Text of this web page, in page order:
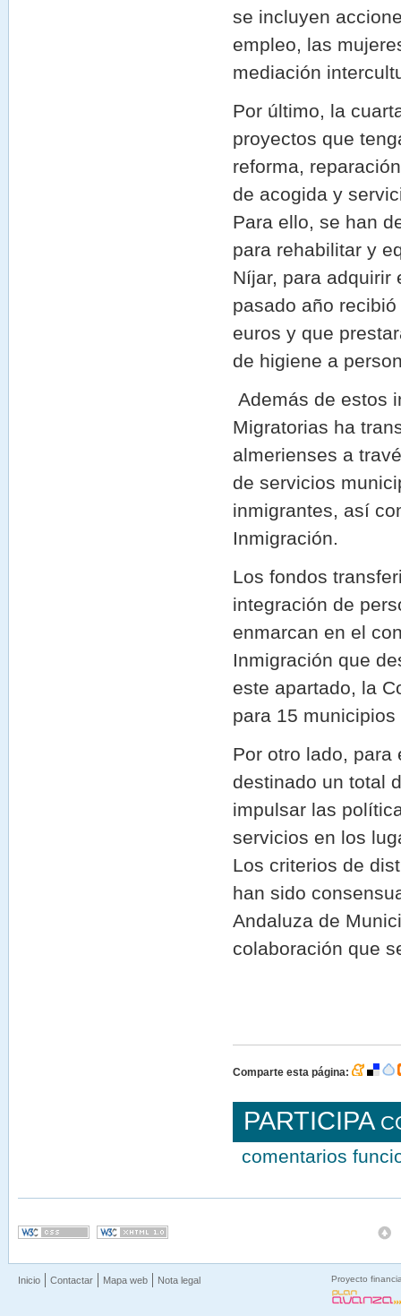
se incluyen
empleo, las
mediación
Por último, la
proyectos que
reforma,
de acogida y
Para ello, se han
para rehabilitar y
Níjar, para adquirir
pasado año
euros y que
de higiene a
Además de estos
Migratorias ha
almerienses a
de servicios
inmigrantes, así
Inmigración.
Los fondos
integración de
enmarcan en el
Inmigración que
este apartado, la
para 15
Por otro lado, para
destinado un total
impulsar las
servicios en los
Los criterios de
han sido
Andaluza de
colaboración que
Comparte esta página:
PARTICIPA
comentarios
Inicio Contactar Mapa web Nota legal Proyecto